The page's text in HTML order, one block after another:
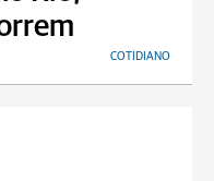
COTIDIANO